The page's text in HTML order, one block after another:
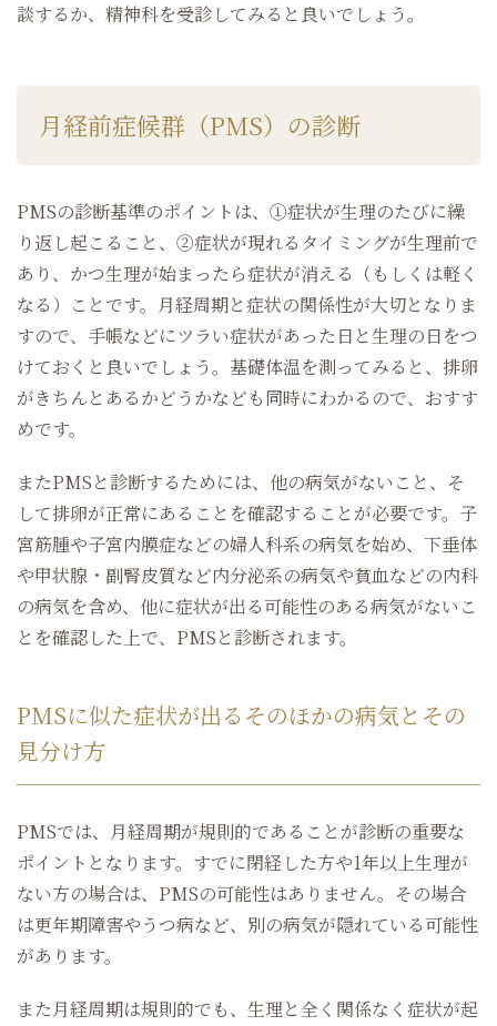
談するか、精神科を受診してみると良いでしょう。
月経前症候群（PMS）の診断
PMSの診断基準のポイントは、①症状が生理のたびに繰
り返し起こること、②症状が現れるタイミングが生理前で
あり、かつ生理が始まったら症状が消える（もしくは軽く
なる）ことです。月経周期と症状の関係性が大切となりま
すので、手帳などにツラい症状があった日と生理の日をつ
けておくと良いでしょう。基礎体温を測ってみると、排卵
がきちんとあるかどうかなども同時にわかるので、おすす
めです。
またPMSと診断するためには、他の病気がないこと、そ
して排卵が正常にあることを確認することが必要です。子
宮筋腫や子宮内膜症などの婦人科系の病気を始め、下垂体
や甲状腺・副腎皮質など内分泌系の病気や貧血などの内科
の病気を含め、他に症状が出る可能性のある病気がないこ
とを確認した上で、PMSと診断されます。
PMSに似た症状が出るそのほかの病気とその
見分け方
PMSでは、月経周期が規則的であることが診断の重要な
ポイントとなります。すでに閉経した方や1年以上生理が
ない方の場合は、PMSの可能性はありません。その場合
は更年期障害やうつ病など、別の病気が隠れている可能性
があります。
また月経周期は規則的でも、生理と全く関係なく症状が起